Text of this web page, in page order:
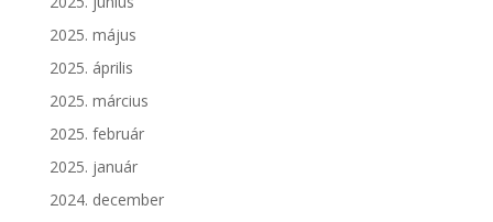
2025. május
2025. április
2025. március
2025. február
2025. január
2024. december